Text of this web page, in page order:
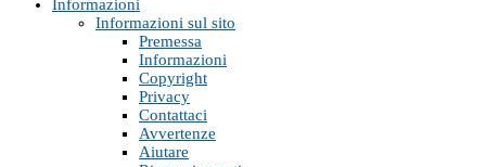
Informazioni
Informazioni sul sito
Premessa
Informazioni
Copyright
Privacy
Contattaci
Avvertenze
Aiutare